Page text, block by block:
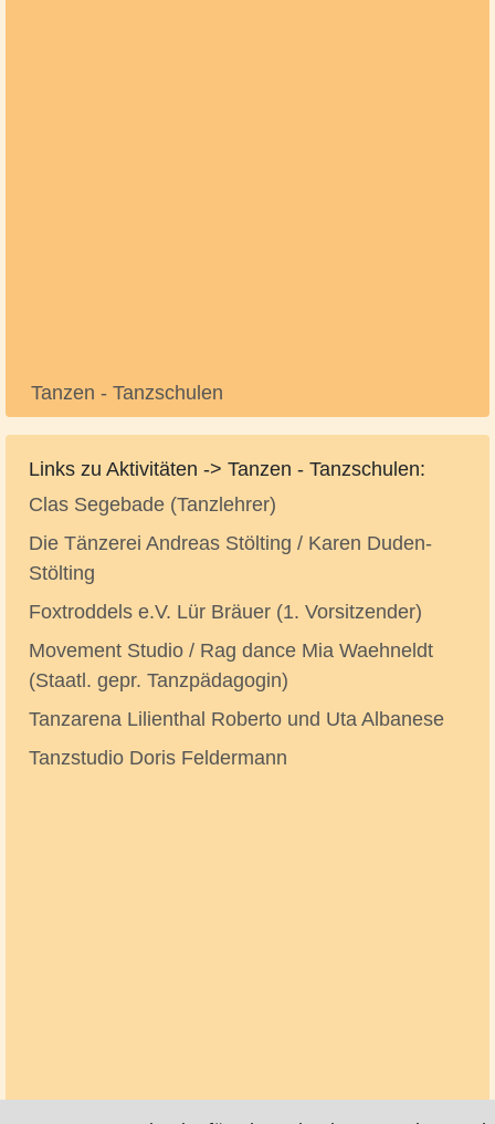
Tanzen - Tanzschulen
Links zu Aktivitäten -> Tanzen - Tanzschulen:
Clas Segebade (Tanzlehrer)
Die Tänzerei Andreas Stölting / Karen Duden-
Stölting
Foxtroddels e.V. Lür Bräuer (1. Vorsitzender)
Movement Studio / Rag dance Mia Waehneldt
(Staatl. gepr. Tanzpädagogin)
Tanzarena Lilienthal Roberto und Uta Albanese
Tanzstudio Doris Feldermann